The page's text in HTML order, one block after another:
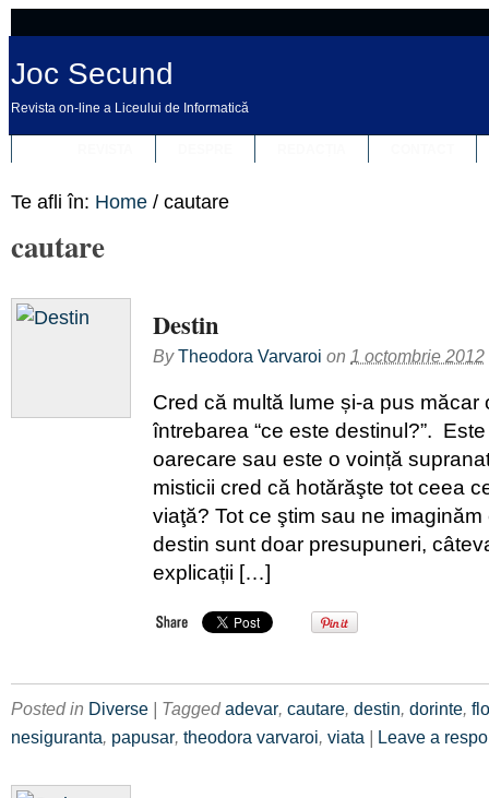
Joc Secund
Revista on-line a Liceului de Informatică
Te afli în: Home / cautare
cautare
Destin
ByTheodora Varvaroi on 1 octombrie 2012
Cred că multă lume și-a pus măcar
întrebarea “ce este destinul?”.
oarecare sau este o voință
misticii cred că hotărăşte tot ceea
viaţă? Tot ce ştim sau ne
destin sunt doar presupuneri,
explicații […]
Posted in Diverse | Taggedadevar, cautare, destin, dorinte,
nesiguranta, papusar, theodora varvaroi, viata | Leave a